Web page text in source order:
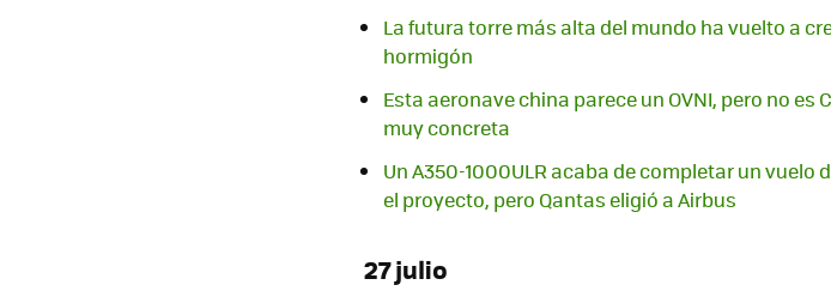
La futura torre más alta del mundo ha vuelto a
hormigón
Esta aeronave china parece un OVNI, pero no es
muy concreta
Un A350-1000ULR acaba de completar un vuelo
el proyecto, pero Qantas eligió a Airbus
27 julio